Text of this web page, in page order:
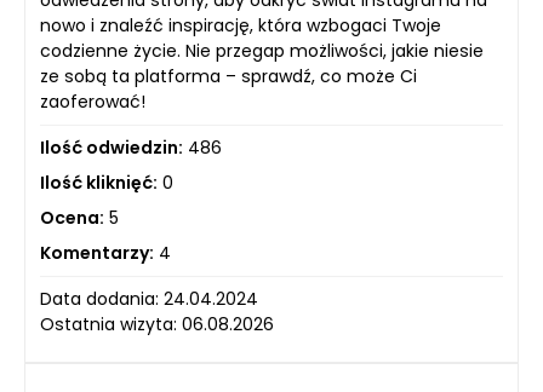
nowo i znaleźć inspirację, która wzbogaci Twoje
codzienne życie. Nie przegap możliwości, jakie niesie
ze sobą ta platforma – sprawdź, co może Ci
zaoferować!
Ilość odwiedzin: 486
Ilość kliknięć: 0
Ocena: 5
Komentarzy: 4
Data dodania: 24.04.2024
Ostatnia wizyta: 06.08.2026